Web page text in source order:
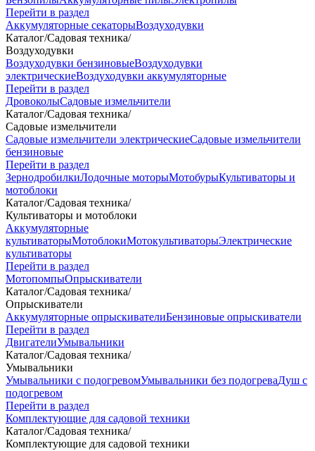
Перейти в раздел
Аккумуляторные секаторыВоздуходувки
Каталог/Садовая техника/
Воздуходувки
Воздуходувки бензиновыеВоздуходувки
электрическиеВоздуходувки аккумуляторные
Перейти в раздел
ДровоколыСадовые измельчители
Каталог/Садовая техника/
Садовые измельчители
Садовые измельчители электрическиеСадовые измельчители
бензиновые
Перейти в раздел
ЗернодробилкиЛодочные моторыМотобурыКультиваторы и
мотоблоки
Каталог/Садовая техника/
Культиваторы и мотоблоки
Аккумуляторные
культиваторыМотоблокиМотокультиваторыЭлектрические
культиваторы
Перейти в раздел
МотопомпыОпрыскиватели
Каталог/Садовая техника/
Опрыскиватели
Аккумуляторные опрыскивателиБензиновые опрыскиватели
Перейти в раздел
ДвигателиУмывальники
Каталог/Садовая техника/
Умывальники
Умывальники с подогревомУмывальники без подогреваДуш с
подогревом
Перейти в раздел
Комплектующие для садовой техники
Каталог/Садовая техника/
Комплектующие для садовой техники